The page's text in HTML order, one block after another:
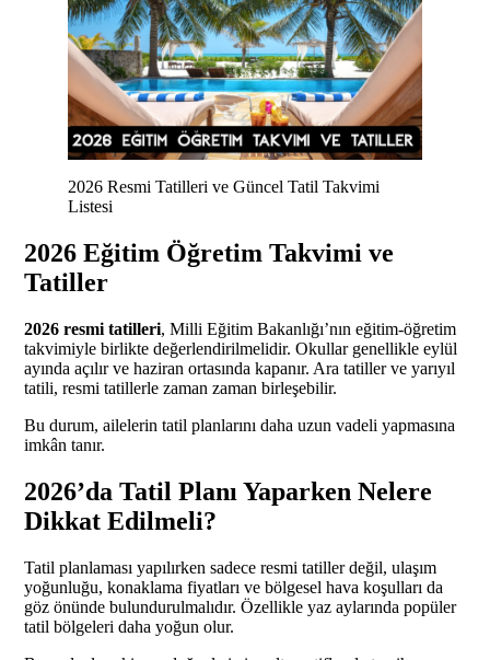
2026 Resmi Tatilleri ve Güncel Tatil Takvimi
Listesi
2026 Eğitim Öğretim Takvimi ve
Tatiller
2026 resmi tatilleri, Milli Eğitim Bakanlığı’nın eğitim-öğretim
takvimiyle birlikte değerlendirilmelidir. Okullar genellikle eylül
ayında açılır ve haziran ortasında kapanır. Ara tatiller ve yarıyıl
tatili, resmi tatillerle zaman zaman birleşebilir.
Bu durum, ailelerin tatil planlarını daha uzun vadeli yapmasına
imkân tanır.
2026’da Tatil Planı Yaparken Nelere
Dikkat Edilmeli?
Tatil planlaması yapılırken sadece resmi tatiller değil, ulaşım
yoğunluğu, konaklama fiyatları ve bölgesel hava koşulları da
göz önünde bulundurulmalıdır. Özellikle yaz aylarında popüler
tatil bölgeleri daha yoğun olur.